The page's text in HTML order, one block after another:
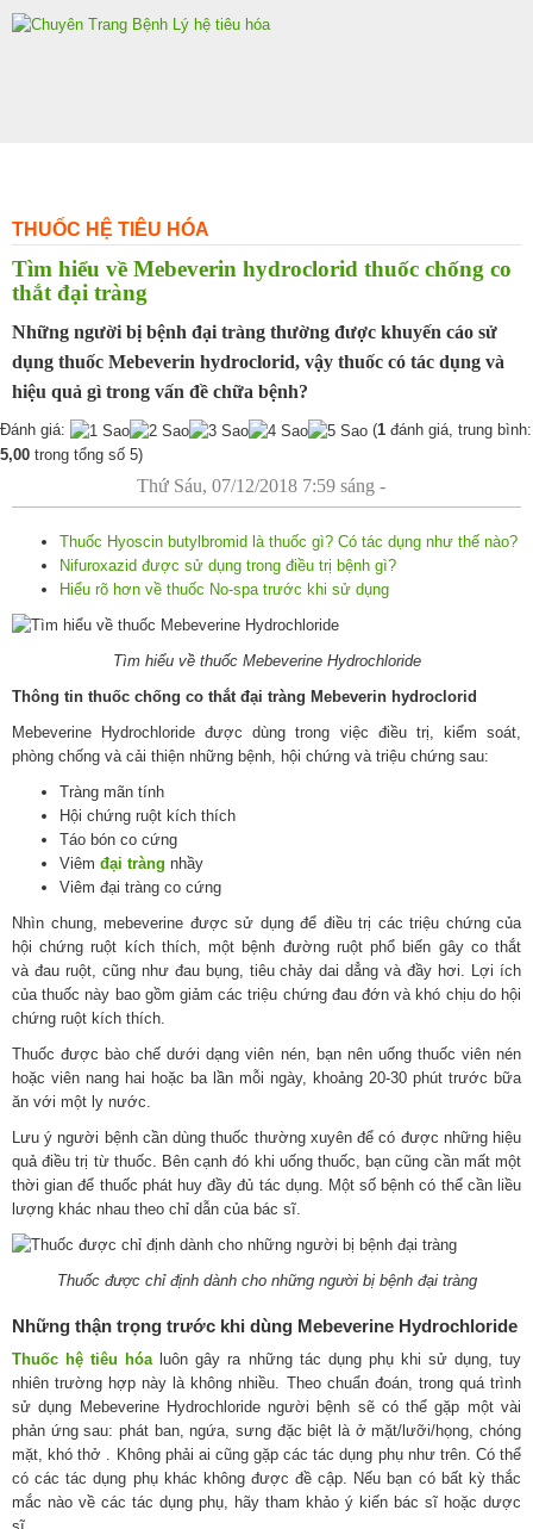
Skip
THUỐC HỆ TIÊU HÓA
Tìm hiểu về Mebeverin hydroclorid thuốc chống co
thắt đại tràng
Những người bị bệnh đại tràng thường được khuyến cáo sử
dụng thuốc Mebeverin hydroclorid, vậy thuốc có tác dụng và
hiệu quả gì trong vấn đề chữa bệnh?
Đánh giá: (1 đánh giá, trung bình:
5,00 trong tổng số 5)
Thứ Sáu, 07/12/2018 7:59 sáng -
Thuốc Hyoscin butylbromid là thuốc gì? Có tác dụng như thế nào?
Nifuroxazid được sử dụng trong điều trị bệnh gì?
Hiểu rõ hơn về thuốc No-spa trước khi sử dụng
Tìm hiểu về thuốc Mebeverine Hydrochloride
Thông tin thuốc chống co thắt đại tràng Mebeverin hydroclorid
Mebeverine Hydrochloride được dùng trong việc điều trị, kiểm soát,
phòng chống và cải thiện những bệnh, hội chứng và triệu chứng sau:
Tràng mãn tính
Hội chứng ruột kích thích
Táo bón co cứng
Viêm đại tràng nhầy
Viêm đại tràng co cứng
Nhìn chung, mebeverine được sử dụng để điều trị các triệu chứng của
hội chứng ruột kích thích, một bệnh đường ruột phổ biến gây co thắt
và đau ruột, cũng như đau bụng, tiêu chảy dai dẳng và đầy hơi. Lợi ích
của thuốc này bao gồm giảm các triệu chứng đau đớn và khó chịu do hội
chứng ruột kích thích.
Thuốc được bào chế dưới dạng viên nén, bạn nên uống thuốc viên nén
hoặc viên nang hai hoặc ba lần mỗi ngày, khoảng 20-30 phút trước bữa
ăn với một ly nước.
Lưu ý người bệnh cần dùng thuốc thường xuyên để có được những hiệu
quả điều trị từ thuốc. Bên cạnh đó khi uống thuốc, bạn cũng cần mất một
thời gian để thuốc phát huy đầy đủ tác dụng. Một số bệnh có thể cần liều
lượng khác nhau theo chỉ dẫn của bác sĩ.
Thuốc được chỉ định dành cho những người bị bệnh đại tràng
Những thận trọng trước khi dùng Mebeverine Hydrochloride
Thuốc hệ tiêu hóaluôn gây ra những tác dụng phụ khi sử dụng, tuy
nhiên trường hợp này là không nhiều. Theo chuẩn đoán, trong quá trình
sử dụng Mebeverine Hydrochloride người bệnh sẽ có thể gặp một vài
phản ứng sau: phát ban, ngứa, sưng đặc biệt là ở mặt/lưỡi/họng, chóng
mặt, khó thở . Không phải ai cũng gặp các tác dụng phụ như trên. Có thể
có các tác dụng phụ khác không được đề cập. Nếu bạn có bất kỳ thắc
mắc nào về các tác dụng phụ, hãy tham khảo ý kiến bác sĩ hoặc dược